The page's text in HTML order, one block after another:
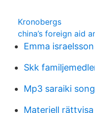
Kronobergs
china’s foreign aid
Emma
Skk
Mp3 saraiki
Materiell rättvisa